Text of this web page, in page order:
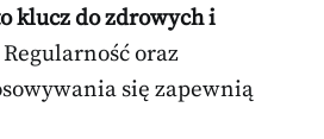
klucz do zdrowych i
Regularność oraz
się zapewnią